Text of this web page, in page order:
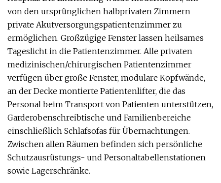
von den ursprünglichen halbprivaten Zimmern
private Akutversorgungspatientenzimmer zu
ermöglichen. Großzügige Fenster lassen heilsames
Tageslicht in die Patientenzimmer. Alle privaten
medizinischen/chirurgischen Patientenzimmer
verfügen über große Fenster, modulare Kopfwände,
an der Decke montierte Patientenlifter, die das
Personal beim Transport von Patienten unterstützen,
Garderobenschreibtische und Familienbereiche
einschließlich Schlafsofas für Übernachtungen.
Zwischen allen Räumen befinden sich persönliche
Schutzausrüstungs- und Personaltabellenstationen
sowie Lagerschränke.